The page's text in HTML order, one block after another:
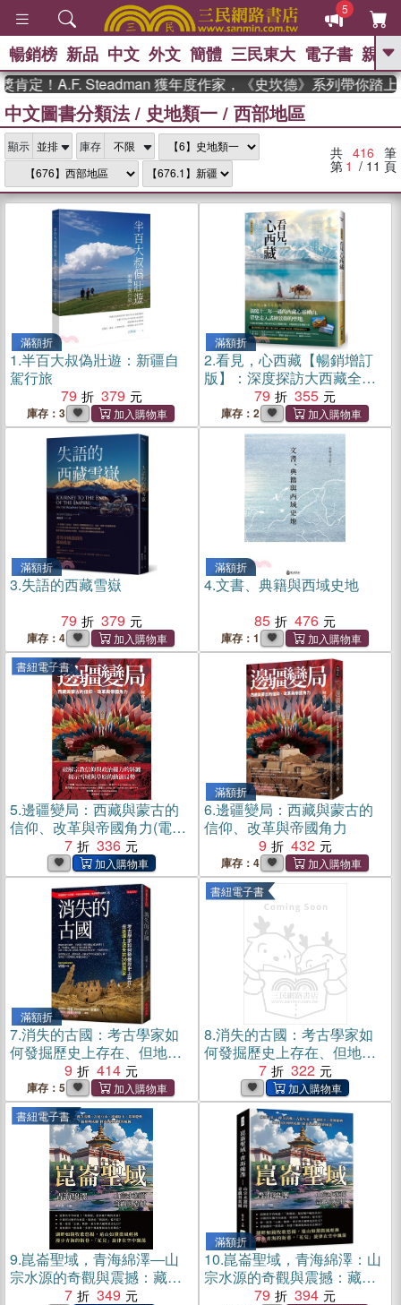
5
GO
熱搜： 東野圭吾 、 高希均教授回憶錄
、 The Odyssey 、 父親節 、 如果歷
史是一群喵 、
國際布克
獎 臺灣漫遊錄 、
台灣的李
登輝時代 、
偉大的迷走神經
暢銷榜 新品 中文 外文 簡體 三民東大 電子書 親子
A.F. Steadman 獲年度作家，《史坎德》系列帶你踏上熱血奇
中文圖書分類法/ 史地類一 / 西部地區
顯示 庫存 共 416 筆
第 1 / 11 頁
滿額折
1.半百大叔偽壯遊：新疆自
駕行旅
79
379
庫存：3
滿額折
2.看見，心西藏【暢銷增訂
版】：深度探訪大西藏全境
之美，分享大山大水教會我
的事（隨書附贈限定版：神
山「岡仁波齊」＆聖湖「納
木措」殊勝祝福明信片）
79 355
庫存：2
滿額折
3.失語的西藏雪嶽
79
379
庫存：4
滿額折
4.文書、典籍與西域史地
85
476
庫存：1
書紐電子書
5.邊疆變局：西藏與蒙古的
信仰、改革與帝國角力(電子
7 336
滿額折
6.邊疆變局：西藏與蒙古的
信仰、改革與帝國角力
9
432
庫存：4
滿額折
7.消失的古國：考古學家如
何發掘歷史上存在、但地理
上消失的36個國家
9 414
庫存：5
書紐電子書
8.消失的古國：考古學家如
何發掘歷史上存在、但地理
上消失的 36 個國家(電子書)
7 322
書紐電子書
9.崑崙聖域，青海綿澤―山
宗水源的奇觀與震撼：藏傳
文化×禪寺活佛×古道互市×堆
7 349
滿額折
10.崑崙聖域，青海綿澤：山
宗水源的奇觀與震撼：藏傳
文化×禪寺活佛×古道互市×堆
79 394